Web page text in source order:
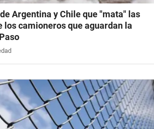
Argentina y Chile que "mata" las
los camioneros que aguardan la